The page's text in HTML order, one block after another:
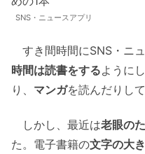
SNS・ニュースアプリ
すき間時間にSNS・ニ
時間は読書をするように
り、 マンガを読んだりして
しかし、最近は老眼の
た。電子書籍の文字の大